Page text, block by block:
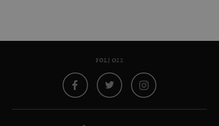
FÖLJ OSS